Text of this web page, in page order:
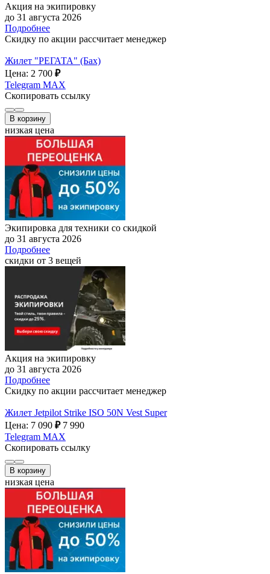
Акция на экипировку
до 31 августа 2026
Подробнее
Скидку по акции рассчитает менеджер
Жилет "РЕГАТА" (Бах)
Цена: 2 700 ₽
Telegram MAX
Скопировать ссылку
В корзину
низкая цена
Экипировка для техники со скидкой
до 31 августа 2026
Подробнее
скидки от 3 вещей
Акция на экипировку
до 31 августа 2026
Подробнее
Скидку по акции рассчитает менеджер
Жилет Jetpilot Strike ISO 50N Vest Super
Цена: 7 090 ₽ 7 990
Telegram MAX
Скопировать ссылку
В корзину
низкая цена